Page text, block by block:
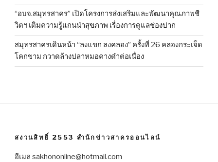
“อบจ.สมุทรสาคร” เปิดโครงการส่งเสริมและพัฒนาคุณภาพชี
วิตฯ เติมความรู้แกนนำสุขภาพ เรื่องการดูแลช่องปาก
สมุทรสาครเดินหน้า “ลงแขก ลงคลอง” ครั้งที่ 26 คลองกระเจ็ด
โคกขาม กวาดล้างปลาหมอคางดำต่อเนื่อง
สงวนสิทธิ์ 2553 สำนักข่าวสาครออนไลน์
อีเมล sakhononline@hotmail.com